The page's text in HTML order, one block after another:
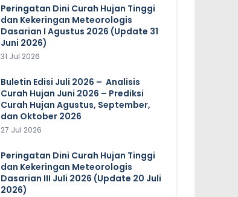
Peringatan Dini Curah Hujan Tinggi
dan Kekeringan Meteorologis
Dasarian I Agustus 2026 (Update 31
Juni 2026)
31 Jul 2026
Buletin Edisi Juli 2026 – Analisis
Curah Hujan Juni 2026 – Prediksi
Curah Hujan Agustus, September,
dan Oktober 2026
27 Jul 2026
Peringatan Dini Curah Hujan Tinggi
dan Kekeringan Meteorologis
Dasarian III Juli 2026 (Update 20 Juli
2026)